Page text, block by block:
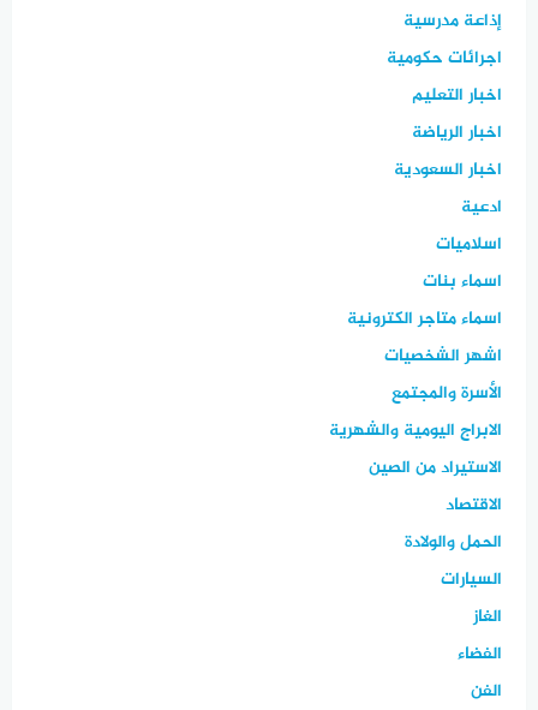
إذاعة مدرسية
اجرائات حكومية
اخبار التعليم
اخبار الرياضة
اخبار السعودية
ادعية
اسلاميات
اسماء بنات
اسماء متاجر الكترونية
اشهر الشخصيات
الأسرة والمجتمع
الابراج اليومية والشهرية
الاستيراد من الصين
الاقتصاد
الحمل والولادة
السيارات
الغاز
الفضاء
الفن